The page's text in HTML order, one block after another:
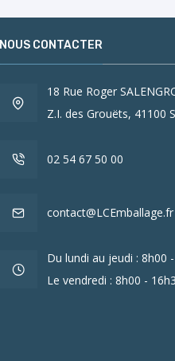
NOUS CONTACTER
18 Rue Roger
Z.I. des Grouëts, 41100
02 54 67 50 00
contact@LCEmballage.fr
Du lundi au jeudi : 8h00
Le vendredi : 8h00 -